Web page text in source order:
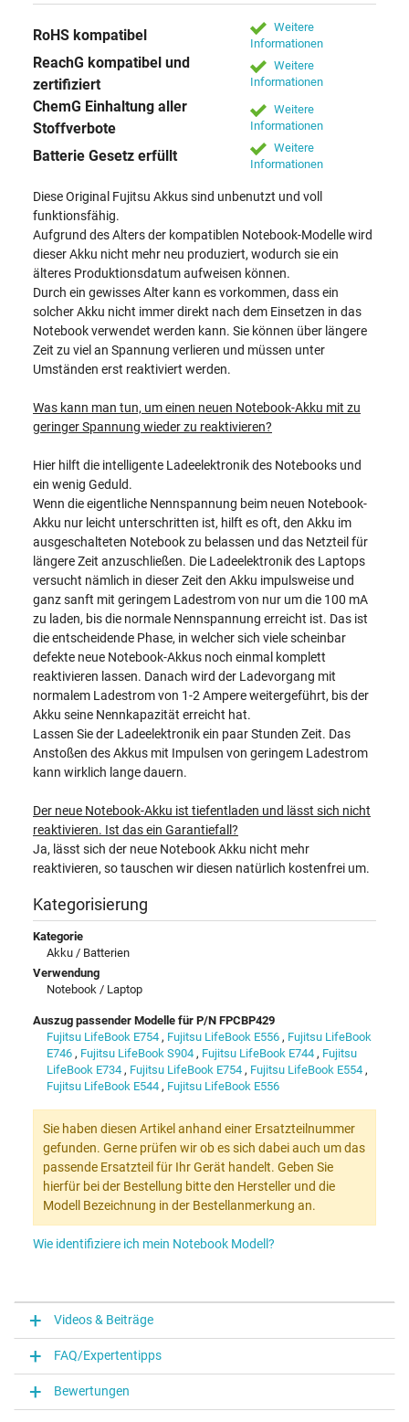
RoHS kompatibel
Weitere
Informationen
ReachG kompatibel und
zertifiziert
Weitere
Informationen
ChemG Einhaltung aller
Stoffverbote
Weitere
Informationen
Batterie Gesetz erfüllt
Weitere
Informationen
Diese Original Fujitsu Akkus sind unbenutzt und voll
funktionsfähig.
Aufgrund des Alters der kompatiblen Notebook-Modelle wird
dieser Akku nicht mehr neu produziert, wodurch sie ein
älteres Produktionsdatum aufweisen können.
Durch ein gewisses Alter kann es vorkommen, dass ein
solcher Akku nicht immer direkt nach dem Einsetzen in das
Notebook verwendet werden kann. Sie können über längere
Zeit zu viel an Spannung verlieren und müssen unter
Umständen erst reaktiviert werden.
Was kann man tun, um einen neuen Notebook-Akku mit zu
geringer Spannung wieder zu reaktivieren?
Hier hilft die intelligente Ladeelektronik des Notebooks und
ein wenig Geduld.
Wenn die eigentliche Nennspannung beim neuen Notebook-
Akku nur leicht unterschritten ist, hilft es oft, den Akku im
ausgeschalteten Notebook zu belassen und das Netzteil für
längere Zeit anzuschließen. Die Ladeelektronik des Laptops
versucht nämlich in dieser Zeit den Akku impulsweise und
ganz sanft mit geringem Ladestrom von nur um die 100 mA
zu laden, bis die normale Nennspannung erreicht ist. Das ist
die entscheidende Phase, in welcher sich viele scheinbar
defekte neue Notebook-Akkus noch einmal komplett
reaktivieren lassen. Danach wird der Ladevorgang mit
normalem Ladestrom von 1-2 Ampere weitergeführt, bis der
Akku seine Nennkapazität erreicht hat.
Lassen Sie der Ladeelektronik ein paar Stunden Zeit. Das
Anstoßen des Akkus mit Impulsen von geringem Ladestrom
kann wirklich lange dauern.
Der neue Notebook-Akku ist tiefentladen und lässt sich nicht
reaktivieren. Ist das ein Garantiefall?
Ja, lässt sich der neue Notebook Akku nicht mehr
reaktivieren, so tauschen wir diesen natürlich kostenfrei um.
Kategorisierung
Kategorie
Akku / Batterien
Verwendung
Notebook / Laptop
Auszug passender Modelle für P/N FPCBP429
Fujitsu LifeBook E754 , Fujitsu LifeBook E556 , Fujitsu LifeBook
E746 , Fujitsu LifeBook S904 , Fujitsu LifeBook E744 , Fujitsu
LifeBook E734 , Fujitsu LifeBook E754 , Fujitsu LifeBook E554 ,
Fujitsu LifeBook E544 , Fujitsu LifeBook E556
Sie haben diesen Artikel anhand einer Ersatzteilnummer
gefunden. Gerne prüfen wir ob es sich dabei auch um das
passende Ersatzteil für Ihr Gerät handelt. Geben Sie
hierfür bei der Bestellung bitte den Hersteller und die
Modell Bezeichnung in der Bestellanmerkung an.
Wie identifiziere ich mein Notebook Modell?
Videos & Beiträge
FAQ/Expertentipps
Bewertungen